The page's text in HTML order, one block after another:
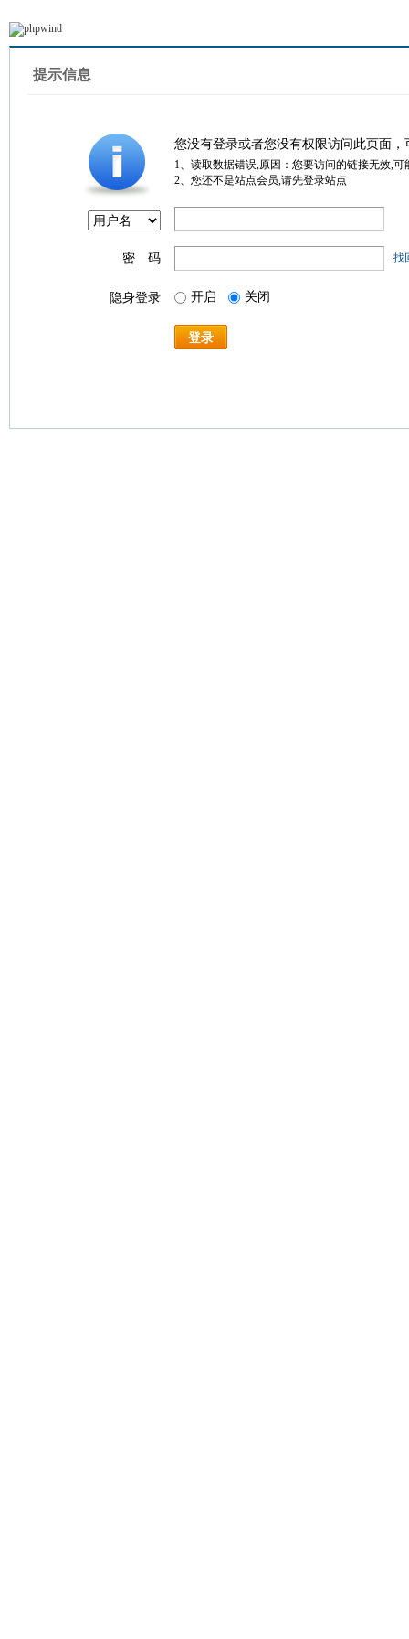
提示信息
您没有登录或者您没有权限访问此页面
1、读取数据错误,原因：您要访问的链接无效,
2、您还不是站点会员,请先登录站点
密 码 找
隐身登录 开启 关闭
登录